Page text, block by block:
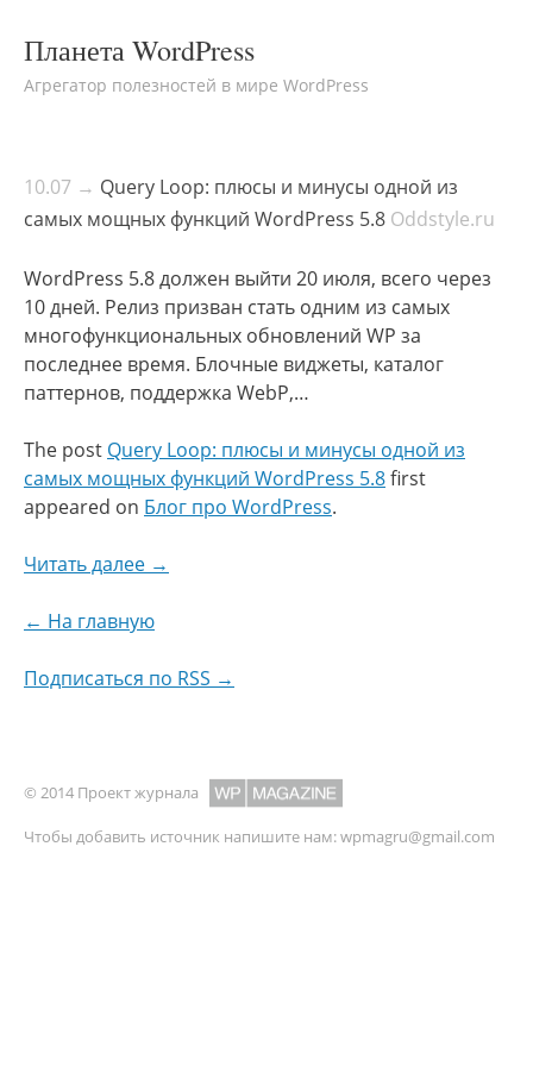
Планета WordPress
Агрегатор полезностей в мире WordPress
10.07 → Query Loop: плюсы и минусы одной из
самых мощных функций WordPress 5.8 Oddstyle.ru
WordPress 5.8 должен выйти 20 июля, всего через
10 дней. Релиз призван стать одним из самых
многофункциональных обновлений WP за
последнее время. Блочные виджеты, каталог
паттернов, поддержка WebP,…
The post Query Loop: плюсы и минусы одной из
самых мощных функций WordPress 5.8first
appeared on Блог про WordPress.
Читать далее →
← На главную
Подписаться по RSS →
© 2014 Проект журнала
Чтобы добавить источник напишите нам:wpmagru@gmail.com